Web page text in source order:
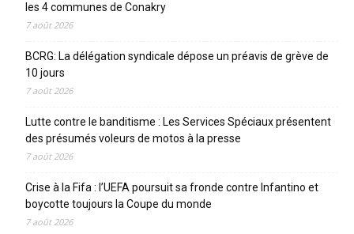
les 4 communes de Conakry
7 août 2026
BCRG: La délégation syndicale dépose un préavis de grève de
10 jours
7 août 2026
Lutte contre le banditisme : Les Services Spéciaux présentent
des présumés voleurs de motos à la presse
7 août 2026
Crise à la Fifa : l’UEFA poursuit sa fronde contre Infantino et
boycotte toujours la Coupe du monde
7 août 2026